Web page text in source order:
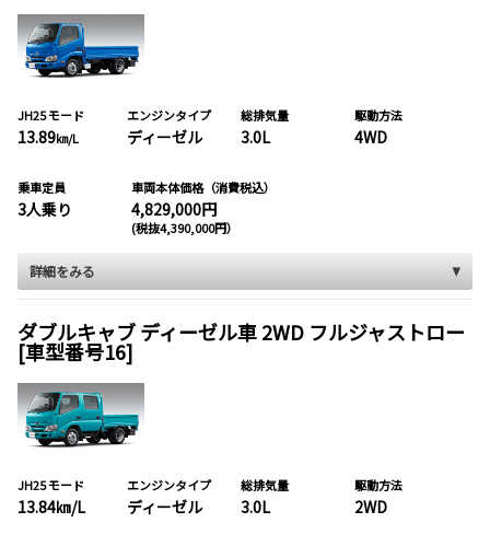
JH25 モード
13.89㎞/L
エンジンタイプ
ディーゼル
総排気量
3.0L
駆動方法
4WD
乗車定員
3人乗り
車両本体価格（消費税込）
4,829,000円
(税抜4,390,000円）
詳細をみる
ダブルキャブ ディーゼル車 2WD フルジャストロー
[車型番号16]
JH25 モード
13.84㎞/L
エンジンタイプ
ディーゼル
総排気量
3.0L
駆動方法
2WD